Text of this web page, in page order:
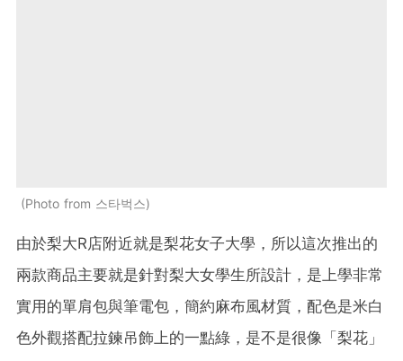
Photo from 스타벅스
由於梨大R店附近就是梨花女子大學，所以這次推出的
兩款商品主要就是針對梨大女學生所設計，是上學非常
實用的單肩包與筆電包，簡約麻布風材質，配色是米白
色外觀搭配拉鍊吊飾上的一點綠，是不是很像「梨花」